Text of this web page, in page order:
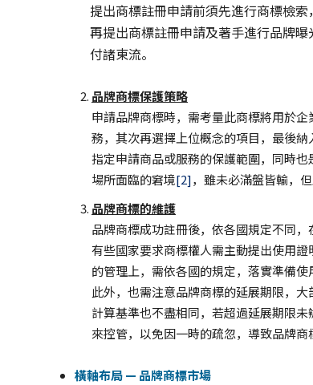
提出商標註冊申請前須先進行商標檢
再提出商標註冊申請及著手進行品牌
付諸東流。
品牌商標保護策略
申請品牌商標時，需考量此商標將用於
務，其次再選擇上位概念的項目，最後
指定申請商品或服務的保護範圍，同時
場所面臨的窘境[2]，雖未必滿盤皆輸，
品牌商標的維護
品牌商標成功註冊後，依各國規定不同
有些國家要求商標權人需主動提出使用
的管理上，需依各國的規定，落實準備使
此外，也需注意品牌商標的延展期限，
計算基準也不盡相同，若超過延展期限
來控管，以免因一時的疏忽，導致品牌商
橫軸布局 — 品牌商標市場